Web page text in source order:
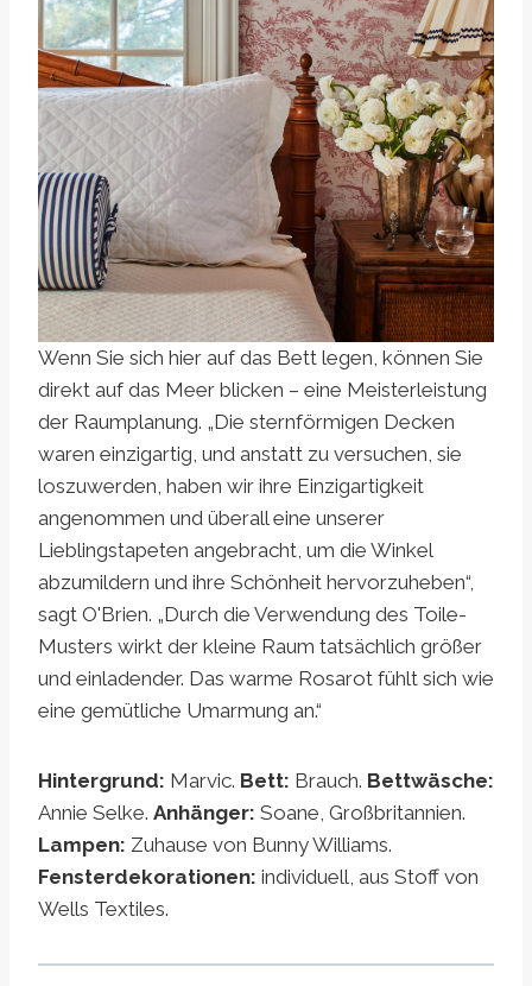
Wenn Sie sich hier auf das Bett legen, können Sie
direkt auf das Meer blicken – eine Meisterleistung
der Raumplanung. „Die sternförmigen Decken
waren einzigartig, und anstatt zu versuchen, sie
loszuwerden, haben wir ihre Einzigartigkeit
angenommen und überall eine unserer
Lieblingstapeten angebracht, um die Winkel
abzumildern und ihre Schönheit hervorzuheben“,
sagt O'Brien. „Durch die Verwendung des Toile-
Musters wirkt der kleine Raum tatsächlich größer
und einladender. Das warme Rosarot fühlt sich wie
eine gemütliche Umarmung an.“
Hintergrund: Marvic. Bett: Brauch. Bettwäsche:
Annie Selke. Anhänger: Soane, Großbritannien.
Lampen: Zuhause von Bunny Williams.
Fensterdekorationen: individuell, aus Stoff von
Wells Textiles.